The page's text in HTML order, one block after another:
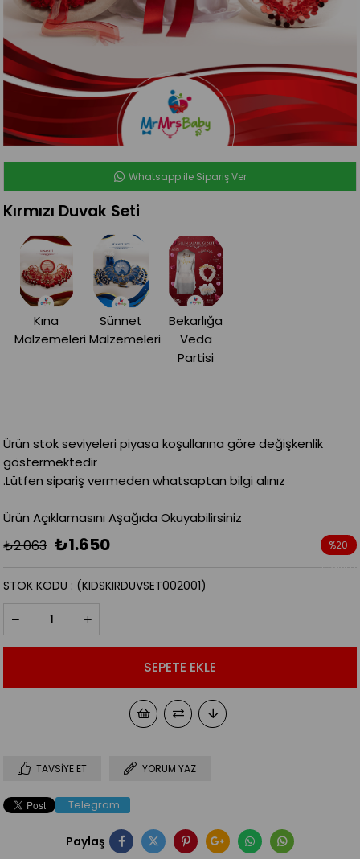
Whatsapp ile Sipariş Ver
Kırmızı Duvak Seti
Kına
Malzemeleri
Sünnet
Malzemeleri
Bekarlığa
Veda
Partisi
Ürün stok seviyeleri piyasa koşullarına göre değişkenlik
göstermektedir
.Lütfen sipariş vermeden whatsaptan bilgi alınız
Ürün Açıklamasını Aşağıda Okuyabilirsiniz
₺2.063 ₺1.650 %20
İndirim
(KIDSKIRDUVSET002001)
STOK KODU
TAVSIYE ET YORUM YAZ
Telegram
Paylaş